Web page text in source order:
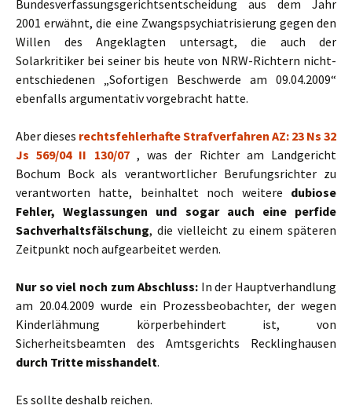
Bundesverfassungsgerichtsentscheidung aus dem Jahr
2001 erwähnt, die eine Zwangspsychiatrisierung gegen den
Willen des Angeklagten untersagt, die auch der
Solarkritiker bei seiner bis heute von NRW-Richtern nicht-
entschiedenen „Sofortigen Beschwerde am 09.04.2009“
ebenfalls argumentativ vorgebracht hatte.
Aber dieses rechtsfehlerhafte Strafverfahren AZ: 23 Ns 32
Js 569/04 II 130/07, was der Richter am Landgericht
Bochum Bock als verantwortlicher Berufungsrichter zu
verantworten hatte, beinhaltet noch weitere dubiose
Fehler, Weglassungen und sogar auch eine perfide
Sachverhaltsfälschung, die vielleicht zu einem späteren
Zeitpunkt noch aufgearbeitet werden.
Nur so viel noch zum Abschluss: In der Hauptverhandlung
am 20.04.2009 wurde ein Prozessbeobachter, der wegen
Kinderlähmung körperbehindert ist, von
Sicherheitsbeamten des Amtsgerichts Recklinghausen
durch Tritte misshandelt.
Es sollte deshalb reichen.